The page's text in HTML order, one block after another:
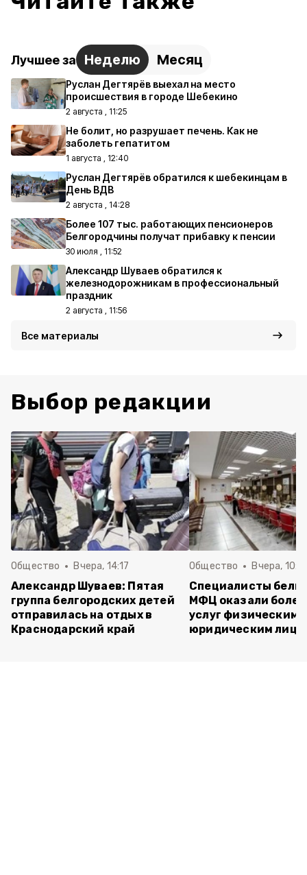
Лучшее за Неделю Месяц
Руслан Дегтярёв выехал на место
происшествия в городе Шебекино
2 августа , 11:25
Не болит, но разрушает печень. Как не
заболеть гепатитом
1 августа , 12:40
Руслан Дегтярёв обратился к шебекинцам в
День ВДВ
2 августа , 14:28
Более 107 тыс. работающих пенсионеров
Белгородчины получат прибавку к пенсии
30 июля , 11:52
Александр Шуваев обратился к
железнодорожникам в профессиональный
праздник
2 августа , 11:56
Все материалы
Выбор редакции
Общество Вчера, 14:17
Александр Шуваев: Пятая
группа белгородских детей
отправилась на отдых в
Краснодарский край
Общество Вчера, 10:17
Специалисты
МФЦ оказали
услуг физическим
юридическим